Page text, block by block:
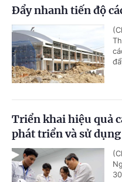
Đẩy nhanh tiến độ
Triển khai hiệu quả
phát triển và sử